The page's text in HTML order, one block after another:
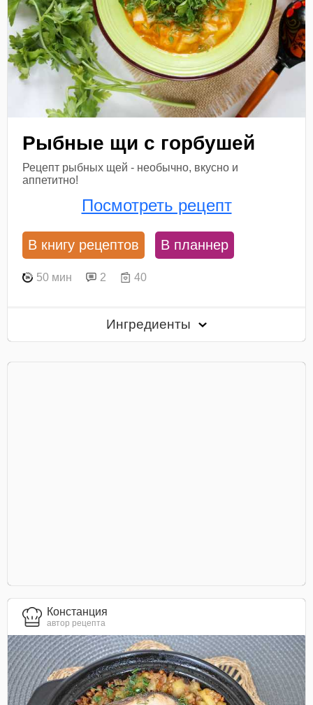
Рыбные щи с горбушей
Рецепт рыбных щей - необычно, вкусно и
аппетитно!
Посмотреть рецепт
В книгу рецептов В планнер
50 мин 2 40
Ингредиенты
Констанция
автор рецепта